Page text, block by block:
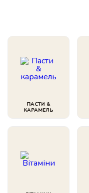
ПАСТИ &
КАРАМЕЛЬ